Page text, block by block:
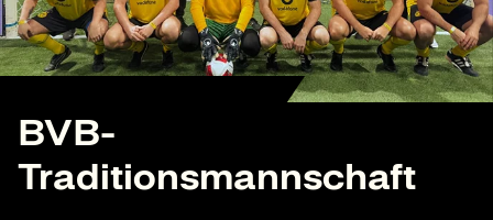
BVB-
Traditionsmannschaft